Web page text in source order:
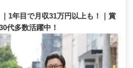
1年目で月収31万円以上も！｜賞
代多数活躍中！